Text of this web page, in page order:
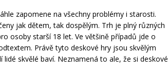
zapomene na všechny problémy i starosti.
jak dětem, tak dospělým. Trh je plný různých
osoby starší 18 let. Ve většině případů jde o
Právě tyto deskové hry jsou skvělým
skvělé baví. Neznamená to ale, že si deskové